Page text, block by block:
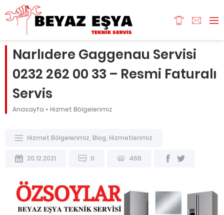
Narlıdere Gaggenau Servisi
0232 262 00 33 – Resmi Faturalı
Servis
Anasayfa » Hizmet Bölgelerimiz
Hizmet Bölgelerimiz Blog Hizmetlerimiz
20.12.2021 0 466